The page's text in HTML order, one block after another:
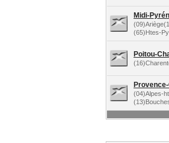
Midi-
(65)Htes-
Poitou-
(04)Alpes-